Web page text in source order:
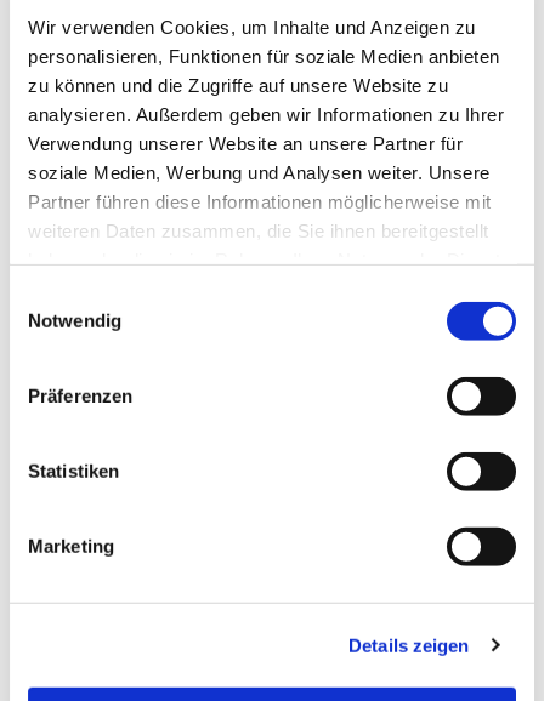
Wir verwenden Cookies, um Inhalte und Anzeigen zu
personalisieren, Funktionen für soziale Medien anbieten
zu können und die Zugriffe auf unsere Website zu
analysieren. Außerdem geben wir Informationen zu Ihrer
Verwendung unserer Website an unsere Partner für
soziale Medien, Werbung und Analysen weiter. Unsere
Partner führen diese Informationen möglicherweise mit
weiteren Daten zusammen, die Sie ihnen bereitgestellt
Notwendig
Präferenzen
Statistiken
Marketing
Details zeigen
Dies könnte Sie auch
interessieren